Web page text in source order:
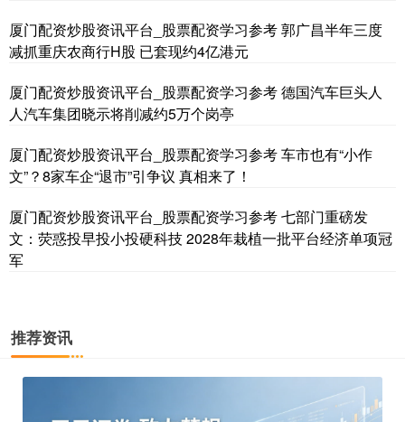
基金指数 7242.10 +12.30
厦门配资炒股资讯平台_股票配资学习参考 郭广昌半年三度
减抓重庆农商行H股 已套现约4亿港元
厦门配资炒股资讯平台_股票配资学习参考 德国汽车巨头人
人汽车集团晓示将削减约5万个岗亭
厦门配资炒股资讯平台_股票配资学习参考 车市也有“小作
文”？8家车企“退市”引争议 真相来了！
厦门配资炒股资讯平台_股票配资学习参考 七部门重磅发
文：荧惑投早投小投硬科技 2028年栽植一批平台经济单项冠
军
推荐资讯